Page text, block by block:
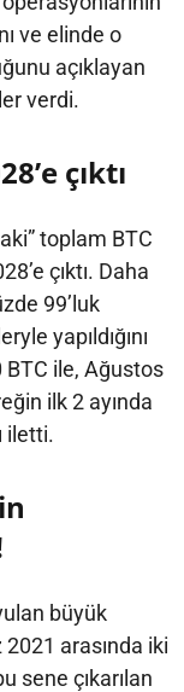
ve elinde o
açıklayan
verdi.
çıktı
toplam BTC
çıktı. Daha
99’luk
yapıldığını
ile, Ağustos
ilk 2 ayında
iletti.
büyük
arasında iki
sene çıkarılan